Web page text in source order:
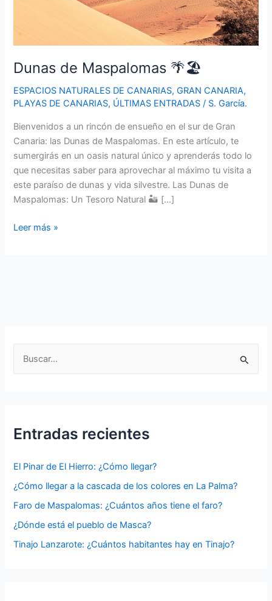
Dunas de Maspalomas 🌴🏖️
ESPACIOS NATURALES DE CANARIAS,GRAN CANARIA,
PLAYAS DE CANARIAS, ÚLTIMAS ENTRADAS / S. García.
Bienvenidos a un rincón de ensueño en el sur de Gran
Canaria: las Dunas de Maspalomas. En este artículo, te
sumergirás en un oasis natural único y aprenderás todo lo
que necesitas saber para aprovechar al máximo tu visita a
este paraíso de dunas y vida silvestre. Las Dunas de
Maspalomas: Un Tesoro Natural 🏜️ […]
Dunas
Leer más »
r
r
:
Entradas recientes
El Pinar de El Hierro: ¿Cómo llegar?
¿Cómo llegar a la cascada de los colores en La Palma?
Faro de Maspalomas: ¿Cuántos años tiene el faro?
¿Dónde está el pueblo de Masca?
Tinajo Lanzarote: ¿Cuántos habitantes hay en Tinajo?